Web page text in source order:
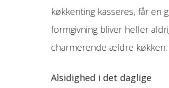
køkkenting kasseres, får en
formgivning bliver heller
charmerende ældre køkken.
Alsidighed i det daglige